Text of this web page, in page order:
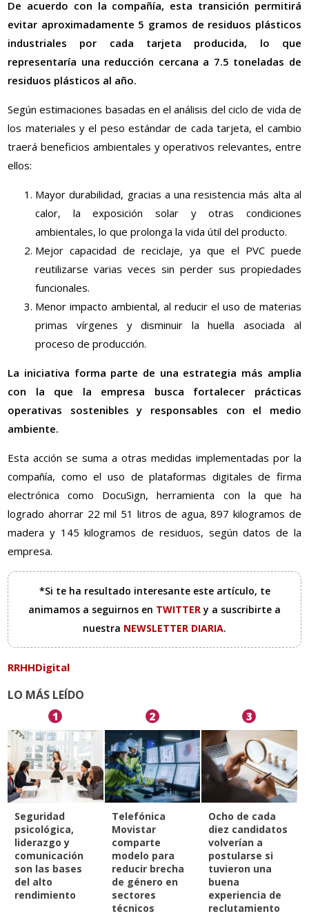
De acuerdo con la compañía, esta transición permitirá
evitar aproximadamente 5 gramos de residuos plásticos
industriales por cada tarjeta producida, lo que
representaría una reducción cercana a 7.5 toneladas de
residuos plásticos al año.
Según estimaciones basadas en el análisis del ciclo de vida de
los materiales y el peso estándar de cada tarjeta, el cambio
traerá beneficios ambientales y operativos relevantes, entre
ellos:
Mayor durabilidad, gracias a una resistencia más alta al
calor, la exposición solar y otras condiciones
ambientales, lo que prolonga la vida útil del producto.
Mejor capacidad de reciclaje, ya que el PVC puede
reutilizarse varias veces sin perder sus propiedades
funcionales.
Menor impacto ambiental, al reducir el uso de materias
primas vírgenes y disminuir la huella asociada al
proceso de producción.
La iniciativa forma parte de una estrategia más amplia
con la que la empresa busca fortalecer prácticas
operativas sostenibles y responsables con el medio
ambiente.
Esta acción se suma a otras medidas implementadas por la
compañía, como el uso de plataformas digitales de firma
electrónica como DocuSign, herramienta con la que ha
logrado ahorrar 22 mil 51 litros de agua, 897 kilogramos de
madera y 145 kilogramos de residuos, según datos de la
empresa.
*Si te ha resultado interesante este artículo, te
animamos a seguirnos en TWITTERy a suscribirte a
nuestra NEWSLETTER DIARIA.
RRHHDigital
LO MÁS LEÍDO
1
Seguridad
psicológica,
liderazgo y
comunicación
son las bases
del alto
rendimiento
2
Telefónica
Movistar
comparte
modelo para
reducir brecha
de género en
sectores
técnicos
3
Ocho de cada
diez candidatos
volverían a
postularse si
tuvieron una
buena
experiencia de
reclutamiento